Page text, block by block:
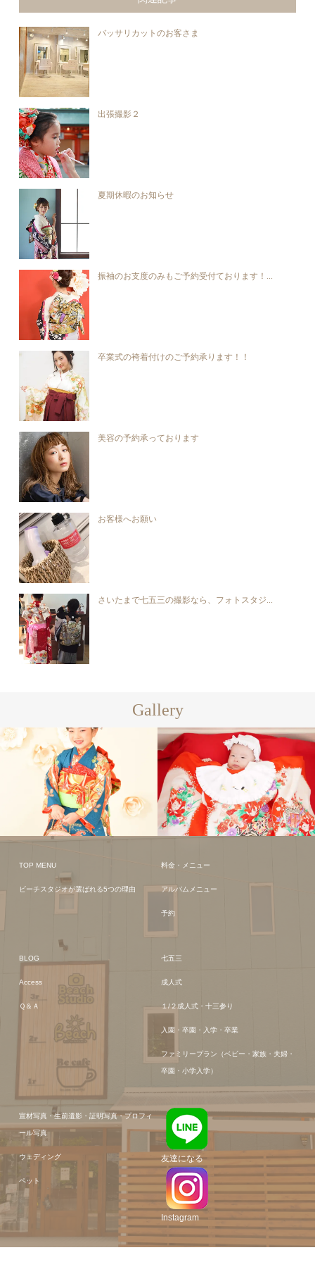
バッサリカットのお客さま
出張撮影２
夏期休暇のお知らせ
振袖のお支度のみもご予約受付ております！...
卒業式の袴着付けのご予約承ります！！
美容の予約承っております
お客様へお願い
さいたまで七五三の撮影なら、フォトスタジ...
Gallery
TOP MENU
ビーチスタジオが選ばれる5つの理由
料金・メニュー
アルバムメニュー
予約
BLOG
Access
Ｑ＆Ａ
七五三
成人式
１/２成人式・十三参り
入園・卒園・入学・卒業
ファミリープラン（ベビー・家族・夫婦・
卒園・小学入学）
宣材写真・生前遺影・証明写真・プロフィ
ール写真
ウェディング
ペット
友達になる
Instagram